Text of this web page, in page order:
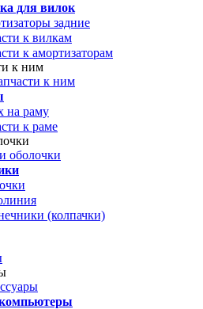
для вилок
задние
к вилкам
к амортизаторам
к ним
к ним
на раму
к раме
оболочки
(колпачки)